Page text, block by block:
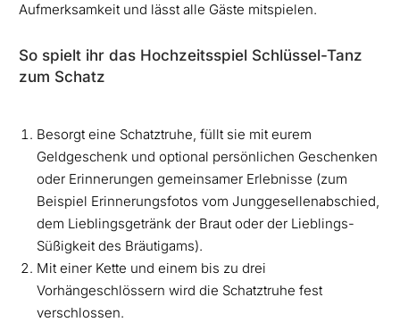
Aufmerksamkeit und lässt alle Gäste mitspielen.
So spielt ihr das Hochzeitsspiel Schlüssel-Tanz
zum Schatz
Besorgt eine Schatztruhe, füllt sie mit eurem
Geldgeschenk und optional persönlichen Geschenken
oder Erinnerungen gemeinsamer Erlebnisse (zum
Beispiel Erinnerungsfotos vom Junggesellenabschied,
dem Lieblingsgetränk der Braut oder der Lieblings-
Süßigkeit des Bräutigams).
Mit einer Kette und einem bis zu drei
Vorhängeschlössern wird die Schatztruhe fest
verschlossen.